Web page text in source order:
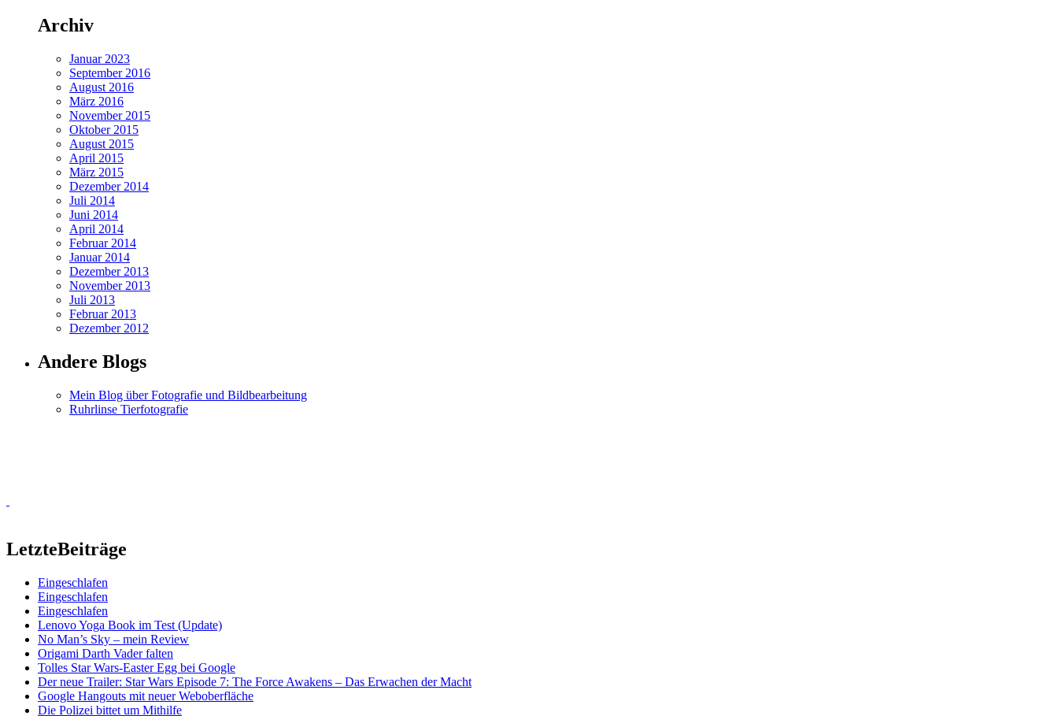
Archiv
Januar 2023
September 2016
August 2016
März 2016
November 2015
Oktober 2015
August 2015
April 2015
März 2015
Dezember 2014
Juli 2014
Juni 2014
April 2014
Februar 2014
Januar 2014
Dezember 2013
November 2013
Juli 2013
Februar 2013
Dezember 2012
Andere Blogs
Mein Blog über Fotografie und Bildbearbeitung
Ruhrlinse Tierfotografie
LetzteBeiträge
Eingeschlafen
Eingeschlafen
Eingeschlafen
Lenovo Yoga Book im Test (Update)
No Man’s Sky – mein Review
Origami Darth Vader falten
Tolles Star Wars-Easter Egg bei Google
Der neue Trailer: Star Wars Episode 7: The Force Awakens – Das Erwachen der Macht
Google Hangouts mit neuer Weboberfläche
Die Polizei bittet um Mithilfe